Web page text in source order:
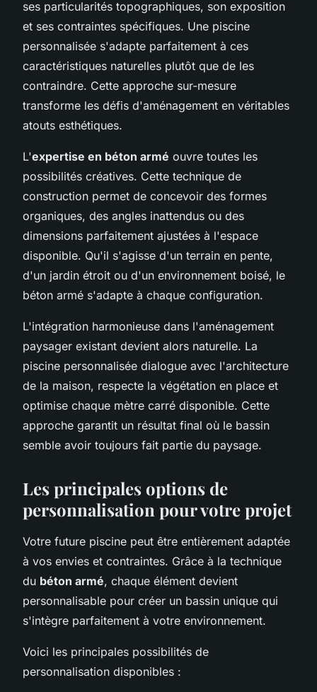
ses particularités topographiques, son exposition
et ses contraintes spécifiques. Une piscine
personnalisée s'adapte parfaitement à ces
caractéristiques naturelles plutôt que de les
contraindre. Cette approche sur-mesure
transforme les défis d'aménagement en véritables
atouts esthétiques.
L'expertise en béton armé ouvre toutes les
possibilités créatives. Cette technique de
construction permet de concevoir des formes
organiques, des angles inattendus ou des
dimensions parfaitement ajustées à l'espace
disponible. Qu'il s'agisse d'un terrain en pente,
d'un jardin étroit ou d'un environnement boisé, le
béton armé s'adapte à chaque configuration.
L'intégration harmonieuse dans l'aménagement
paysager existant devient alors naturelle. La
piscine personnalisée dialogue avec l'architecture
de la maison, respecte la végétation en place et
optimise chaque mètre carré disponible. Cette
approche garantit un résultat final où le bassin
semble avoir toujours fait partie du paysage.
Les principales options de
personnalisation pour votre projet
Votre future piscine peut être entièrement adaptée
à vos envies et contraintes. Grâce à la technique
du béton armé, chaque élément devient
personnalisable pour créer un bassin unique qui
s'intègre parfaitement à votre environnement.
Voici les principales possibilités de
personnalisation disponibles :